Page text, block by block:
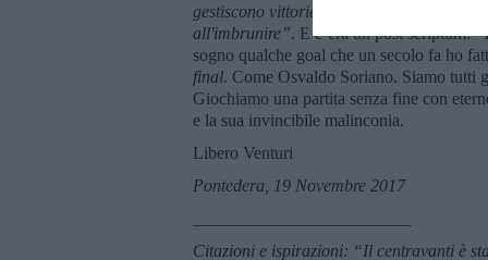
gestiscono vittorie e sconfitte dalla
all'imbrunire”. E c’era un post scriptum:
sogno qualche goal che un secolo fa ho
final. Come Osvaldo Soriano. Siamo tutti
Giochiamo una partita senza fine con
e la sua invincibile malinconia.
Libero Venturi
Pontedera, 19 Novembre 2017
Citazioni e ispirazioni: “Il centravanti è